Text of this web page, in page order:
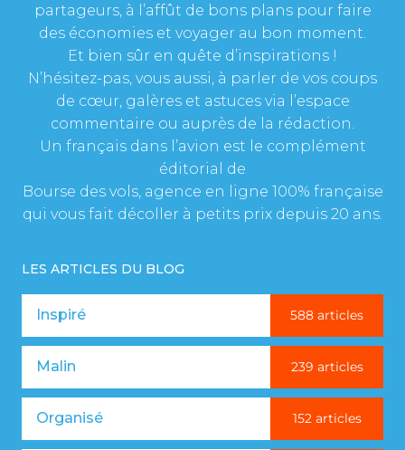
partageurs, à l’affût de bons plans pour faire
des économies et voyager au bon moment.
Et bien sûr en quête d’inspirations !
N’hésitez-pas, vous aussi, à parler de vos coups
de cœur, galères et astuces via l’espace
commentaire ou auprès de la rédaction.
Un français dans l’avion est le complément
éditorial de
Bourse des vols, agence en ligne 100% française
qui vous fait décoller à petits prix depuis 20 ans.
LES ARTICLES DU BLOG
Inspiré 588 articles
Malin 239 articles
Organisé 152 articles